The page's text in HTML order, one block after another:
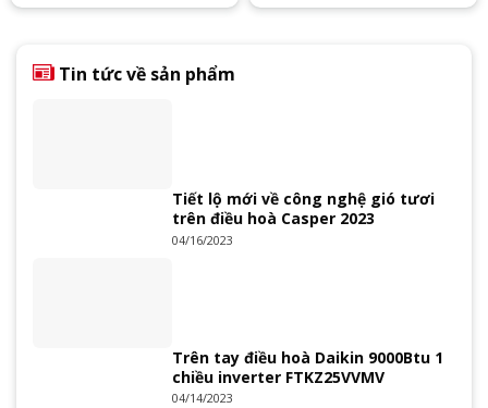
5.00trên
1
giá
5.00trên
3
Tin tức về sản phẩm
Tiết lộ mới về công nghệ gió tươi
trên điều hoà Casper 2023
04/16/2023
Trên tay điều hoà Daikin 9000Btu 1
chiều inverter FTKZ25VVMV
04/14/2023